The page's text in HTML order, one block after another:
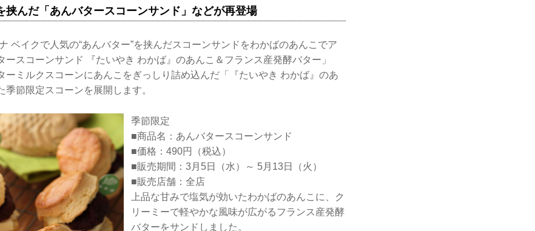
挟んだ「あんバタースコーンサンド」などが再登場
ベイクで人気の“あんバター”を挟んだスコーンサンドをわかばのあんこでア
ースコーンサンド 『たいやき わかば』のあんこ＆フランス産発酵バター」
ーミルクスコーンにあんこをぎっしり詰め込んだ「『たいやき わかば』のあ
季節限定スコーンを展開します。
季節限定
■商品名：あんバタースコーンサンド
■価格：490円（税込）
■販売期間：3月5日（水）～ 5月13日（火）
■販売店舗：全店
上品な甘みで塩気が効いたわかばのあんこに、ク
リーミーで軽やかな風味が広がるフランス産発酵
バターをサンドしました。